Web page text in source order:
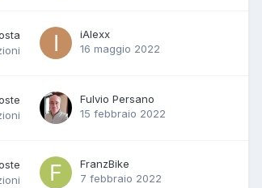
iAlexx
16 maggio 2022
Fulvio Persano
15 febbraio 2022
FranzBike
7 febbraio 2022